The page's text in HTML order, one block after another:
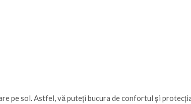
pe sol. Astfel, vă puteți bucura de confortul și